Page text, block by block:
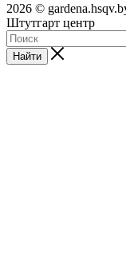
2026 ©
Штутгарт центр
Найти